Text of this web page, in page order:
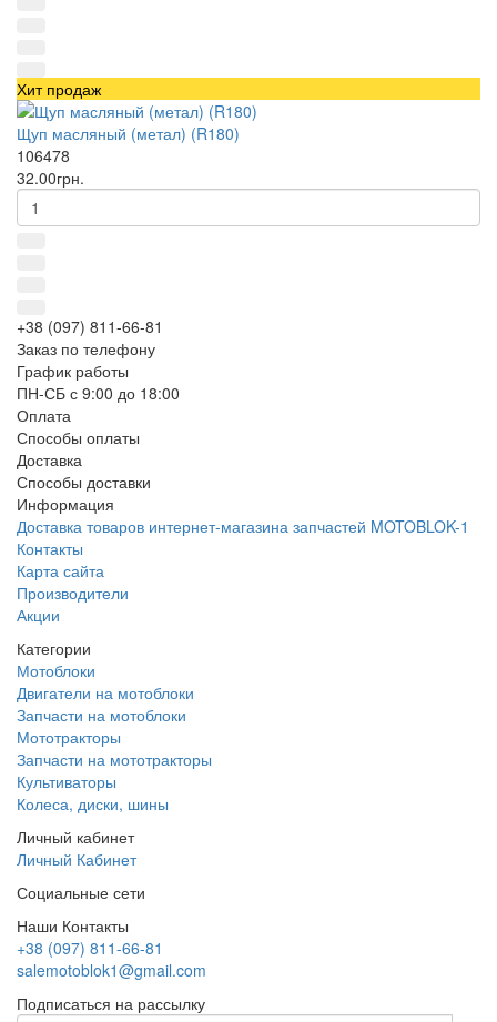
Хит продаж
Щуп масляный (метал) (R180)
106478
32.00грн.
+38 (097) 811-66-81
Заказ по телефону
График работы
ПН-СБ с 9:00 до 18:00
Оплата
Способы оплаты
Доставка
Способы доставки
Информация
Доставка товаров интернет-магазина запчастей MOTOBLOK-1
Контакты
Карта сайта
Производители
Акции
Категории
Мотоблоки
Двигатели на мотоблоки
Запчасти на мотоблоки
Мототракторы
Запчасти на мототракторы
Культиваторы
Колеса, диски, шины
Личный кабинет
Личный Кабинет
Социальные сети
Наши Контакты
+38 (097) 811-66-81
salemotoblok1@gmail.com
Подписаться на рассылку